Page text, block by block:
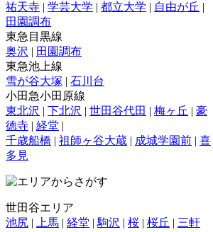
祐天寺 | 学芸大学 | 都立大学 | 自由が丘 |
田園調布
東急目黒線
奥沢 | 田園調布
東急池上線
雪が谷大塚 | 石川台
小田急小田原線
東北沢 | 下北沢 | 世田谷代田 | 梅ヶ丘 | 豪
徳寺 | 経堂 |
千歳船橋 | 祖師ヶ谷大蔵 | 成城学園前 | 喜
多見
世田谷エリア
池尻 | 上馬 | 経堂 | 駒沢 | 桜 | 桜丘 | 三軒